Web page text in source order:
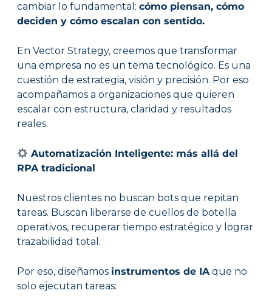
cambiar lo fundamental: cómo piensan, cómo
deciden y cómo escalan con sentido.
En Vector Strategy, creemos que transformar
una empresa no es un tema tecnológico. Es una
cuestión de estrategia, visión y precisión. Por eso
acompañamos a organizaciones que quieren
escalar con estructura, claridad y resultados
reales.
Automatización Inteligente: más allá del
RPA tradicional
Nuestros clientes no buscan bots que repitan
tareas. Buscan liberarse de cuellos de botella
operativos, recuperar tiempo estratégico y lograr
trazabilidad total.
Por eso, diseñamos instrumentos de IAque no
solo ejecutan tareas: